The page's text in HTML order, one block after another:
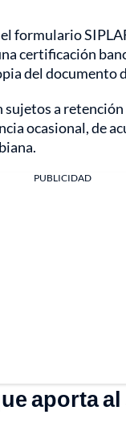
formulario
certificación
del documento
sujetos a
ocasional, de
PUBLICIDAD
aporta